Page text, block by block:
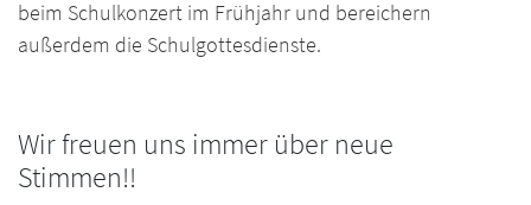
beim Schulkonzert im Frühjahr und bereichern
außerdem die Schulgottesdienste.
Wir freuen uns immer über neue
Stimmen!!